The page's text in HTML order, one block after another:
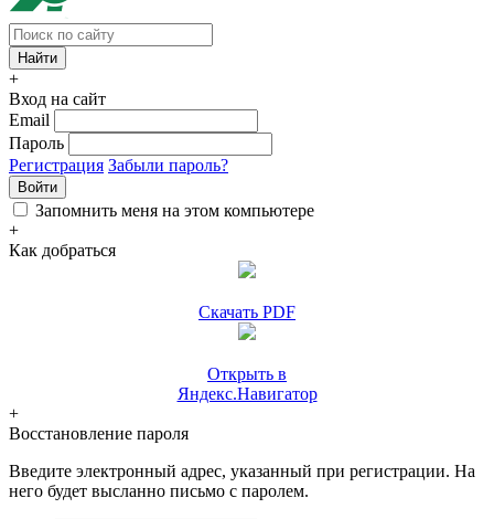
+
Вход на сайт
Email
Пароль
Регистрация Забыли пароль?
Войти
Запомнить меня на этом компьютере
+
Как добраться
Скачать PDF
Открыть в
Яндекс.Навигатор
+
Восстановление пароля
Введите электронный адрес, указанный при регистрации. На
него будет высланно письмо с паролем.